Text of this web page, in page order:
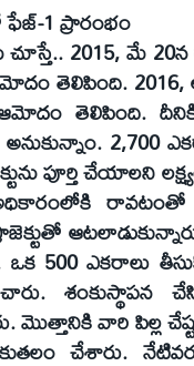
1 ప్రారంభం
2015, మే 20న
తెలిపింది. 2016,
తెలిపింది.
2,700
పూర్తి చేయాలని
రావటంతో
500 ఎకరాలు
మొత్తానికి వారి పిల్ల
చేశారు.